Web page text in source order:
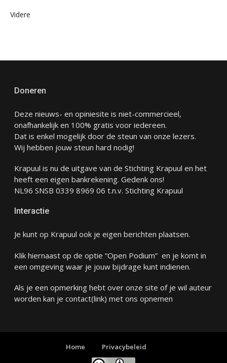
Videre
Doneren
Deze nieuws- en opiniesite is niet-commercieel,
onafhankelijk en 100% gratis voor iedereen.
Dat is enkel mogelijk door de steun van onze lezers.
Wij hebben jouw steun hard nodig!
Krapuul is nu de uitgave van de Stichting Krapuul en het
heeft een eigen bankrekening. Gedenk ons!
NL96 SNSB 0339 8969 06 t.n.v. Stichting Krapuul
Interactie
Je kunt op Krapuul ook je eigen berichten plaatsen.
Klik hiernaast op de optie “Open Podium” en je komt in
een omgeving waar je jouw bijdrage kunt indienen.
Als je een opmerking hebt over onze site of je wil auteur
worden kan je contact(link) met ons opnemen
Home Privacybeleid